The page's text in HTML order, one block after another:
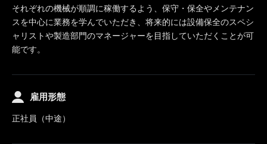
それぞれの機械が順調に稼働するよう、保守・保全やメンテナン
スを中心に業務を学んでいただき、将来的には設備保全のスペシ
ャリストや製造部門のマネージャーを目指していただくことが可
能です。
雇用形態
正社員（中途）